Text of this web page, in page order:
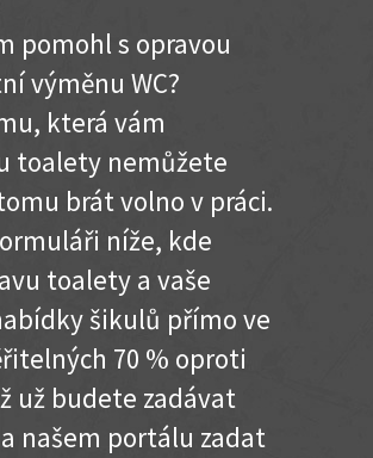
pomohl s opravou
výměnu WC?
která vám
toalety nemůžete
brát volno v práci.
níže, kde
toalety a vaše
šikulů přímo ve
70 % oproti
už budete zadávat
našem portálu zadat